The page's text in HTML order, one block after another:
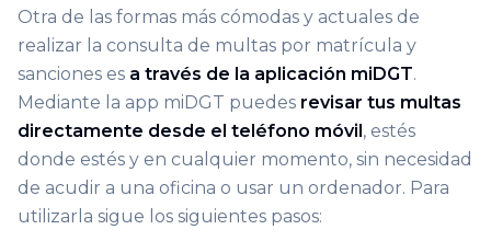
Otra de las formas más cómodas y actuales de
realizar la consulta de multas por matrícula y
sanciones es a través de la aplicación miDGT.
Mediante la app miDGT puedes revisar tus multas
directamente desde el teléfono móvil, estés
donde estés y en cualquier momento, sin necesidad
de acudir a una oficina o usar un ordenador. Para
utilizarla sigue los siguientes pasos: